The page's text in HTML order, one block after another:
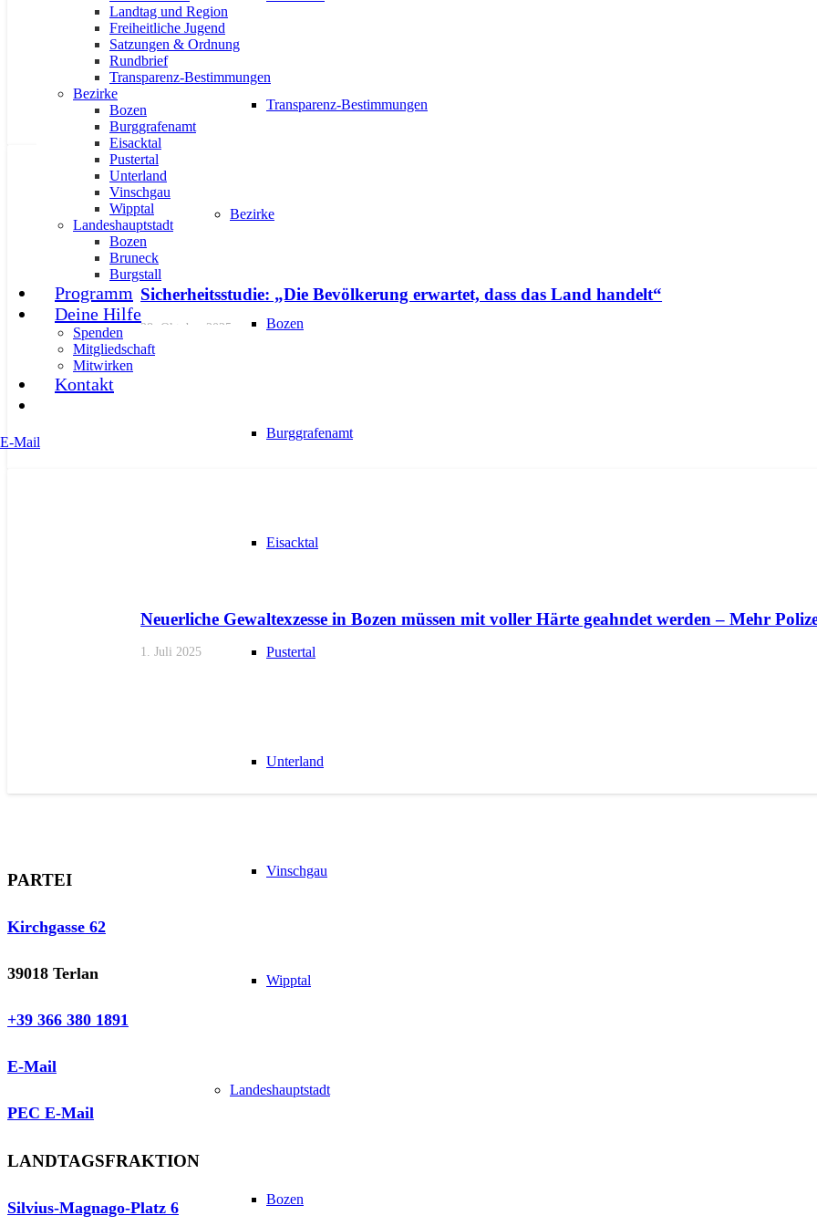
Transparenz-Bestimmungen
Bezirke
Bozen
Burggrafenamt
Eisacktal
Pustertal
Unterland
Vinschgau
Wipptal
Landeshauptstadt
Bozen
Landtag und Region
Freiheitliche Jugend
Satzungen & Ordnung
Rundbrief
Transparenz-Bestimmungen
Bezirke
Bozen
Burggrafenamt
Eisacktal
Pustertal
Unterland
Vinschgau
Wipptal
Landeshauptstadt
Bozen
Bruneck
Burgstall
Programm
Deine Hilfe
Spenden
Mitgliedschaft
Mitwirken
Kontakt
E-Mail
28. Oktober 2025
PRESSEPRESSEMITTEILUNGEN
Sicherheitsstudie: „Die Bevölkerung erwartet, dass das Land handelt“
28. Oktober 2025
Neuerliche Gewaltexzesse in Bozen müssen mit voller Härte geahndet werden – Mehr
1. Juli 2025
PARTEI
Kirchgasse 62
39018 Terlan
+39 366 380 1891
E-Mail
PEC E-Mail
LANDTAGSFRAKTION
Silvius-Magnago-Platz 6